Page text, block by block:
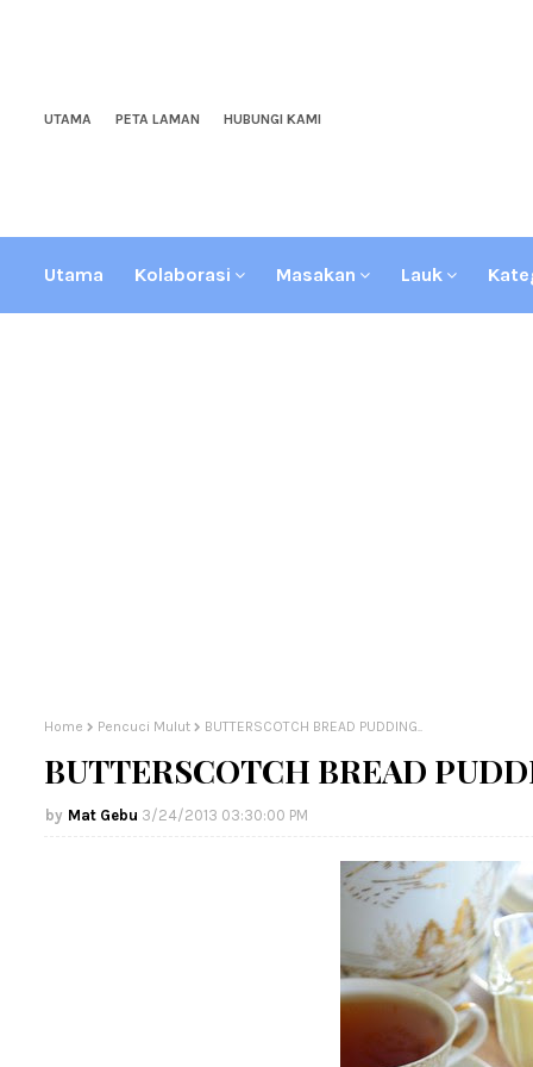
UTAMA PETA LAMAN HUBUNGI KAMI
Utama Kolaborasi Masakan Lauk
Home Pencuci Mulut BUTTERSCOTCH BREAD PUDDING..
BUTTERSCOTCH BREAD
Mat Gebu 3/24/2013 03:30:00 PM